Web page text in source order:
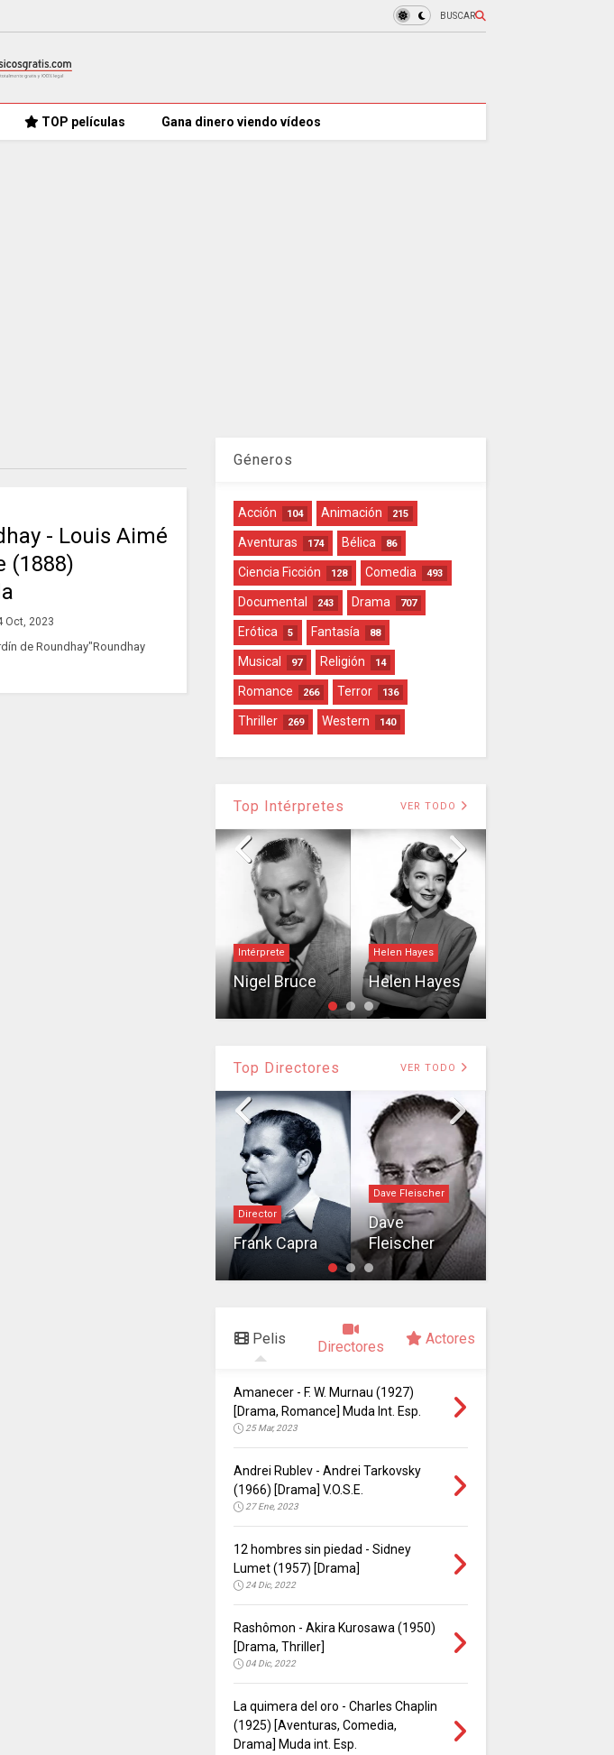
BUSCAR
TOP películas Gana dinero viendo vídeos
- Louis Aimé
(1888)
Oct, 2023
de Roundhay"Roundhay
Géneros
Acción 104 Animación 215
Aventuras 174 Bélica 86
Ciencia Ficción 128 Comedia 493
Documental 243 Drama 707
Erótica 5 Fantasía 88
Musical 97 Religión 14
Romance 266 Terror 136
Thriller 269 Western 140
Top Intérpretes VER TODO
Intérprete
Nigel Bruce
Helen Hayes
Helen Hayes
Top Directores VER TODO
Director
Frank Capra
Dave Fleischer
Dave
Fleischer
Pelis Directores Actores
Amanecer - F. W. Murnau (1927)
[Drama, Romance] Muda Int. Esp.
25 Mar, 2023
Andrei Rublev - Andrei Tarkovsky
(1966) [Drama] V.O.S.E.
27 Ene, 2023
12 hombres sin piedad - Sidney
Lumet (1957) [Drama]
24 Dic, 2022
Rashômon - Akira Kurosawa (1950)
[Drama, Thriller]
04 Dic, 2022
La quimera del oro - Charles Chaplin
(1925) [Aventuras, Comedia,
Drama] Muda int. Esp.